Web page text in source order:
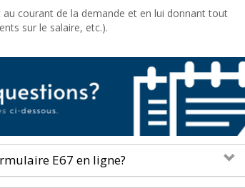
au courant de la demande et en lui donnant tout
sur le salaire, etc.).
E67 en ligne?